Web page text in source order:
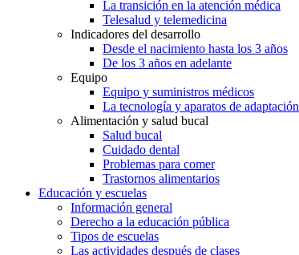
La transición en la atención médica
Telesalud y telemedicina
Indicadores del desarrollo
Desde el nacimiento hasta los 3 años
De los 3 años en adelante
Equipo
Equipo y suministros médicos
La tecnología y aparatos de adaptación
Alimentación y salud bucal
Salud bucal
Cuidado dental
Problemas para comer
Trastornos alimentarios
Educación y escuelas
Información general
Derecho a la educación pública
Tipos de escuelas
Las actividades después de clases